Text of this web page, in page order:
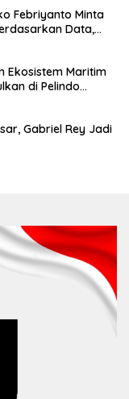
Febriyanto Minta
Data,
Ekosistem Maritim
di Pelindo
Gabriel Rey Jadi